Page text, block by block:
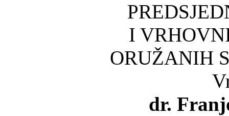
I
ORUŽANIH
dr.